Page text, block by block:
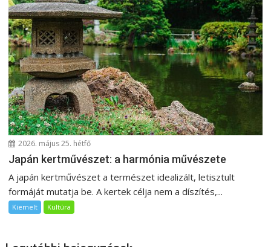
2026. május 25. hétfő
Japán kertművészet: a harmónia művészete
A japán kertművészet a természet idealizált, letisztult
formáját mutatja be. A kertek célja nem a díszítés,...
Kiemelt Kultúra